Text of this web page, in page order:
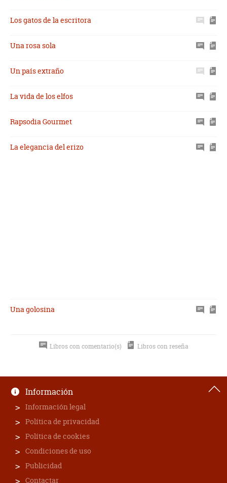
Los gatos de la escritora
Una rosa sola
Un país extraño
La vida de los elfos
Rapsodia Gourmet
La elegancia del erizo
Una golosina
Libros con comentario(s) Libros con reseña
Información
Información legal
Política de privacidad
Política de cookies
Condiciones de uso
Publicidad
Contactar